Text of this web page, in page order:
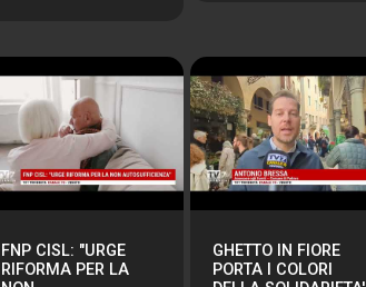
FNP CISL: "URGE
RIFORMA PER LA
GHETTO IN FIORE
PORTA I COLORI